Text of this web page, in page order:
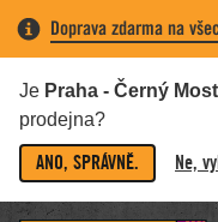
Doprava zdarma na
Je Praha - Černý Most
prodejna?
ANO, SPRÁVNĚ. Ne,